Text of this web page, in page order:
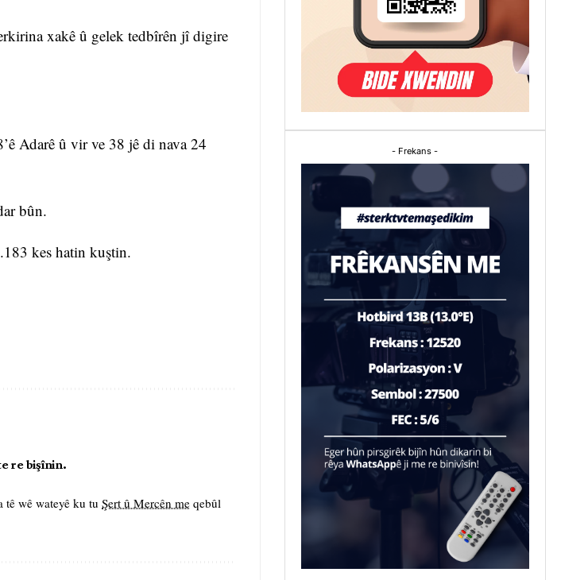
xakê û gelek tedbîrên jî digire
Adarê û vir ve 38 jê di nava 24
bûn.
kes hatin kuştin.
re bişînin.
tê wê wateyê ku tu Şert û Mercên me qebûl
- Frekans -